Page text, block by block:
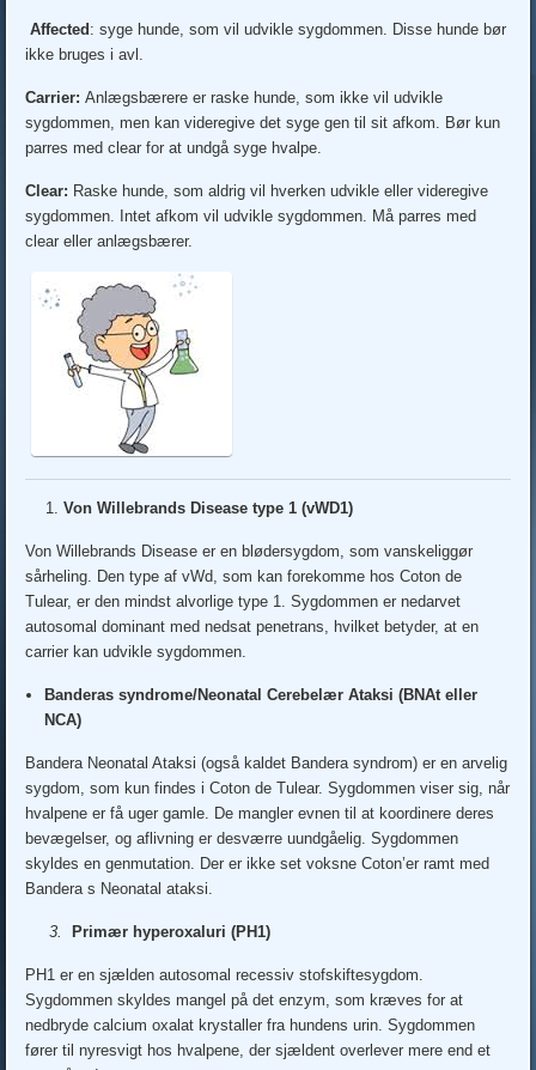
Affected : syge hunde, som vil udvikle sygdommen. Disse hunde bør
ikke bruges i avl.
Carrier: Anlægsbærere er raske hunde, som ikke vil udvikle
sygdommen, men kan videregive det syge gen til sit afkom. Bør kun
parres med clear for at undgå syge hvalpe.
Clear: Raske hunde, som aldrig vil hverken udvikle eller videregive
sygdommen. Intet afkom vil udvikle sygdommen. Må parres med
clear eller anlægsbærer.
Von Willebrands Disease type 1 (vWD1)
Von Willebrands Disease er en blødersygdom, som vanskeliggør
sårheling. Den type af vWd, som kan forekomme hos Coton de
Tulear, er den mindst alvorlige type 1. Sygdommen er nedarvet
autosomal dominant med nedsat penetrans, hvilket betyder, at en
carrier kan udvikle sygdommen.
Banderas syndrome/Neonatal Cerebelær Ataksi (BNAt eller
NCA)
Bandera Neonatal Ataksi (også kaldet Bandera syndrom) er en arvelig
sygdom, som kun findes i Coton de Tulear. Sygdommen viser sig, når
hvalpene er få uger gamle. De mangler evnen til at koordinere deres
bevægelser, og aflivning er desværre uundgåelig. Sygdommen
skyldes en genmutation. Der er ikke set voksne Coton’er ramt med
Bandera s Neonatal ataksi.
3. Primær hyperoxaluri (PH1)
PH1 er en sjælden autosomal recessiv stofskiftesygdom.
Sygdommen skyldes mangel på det enzym, som kræves for at
nedbryde calcium oxalat krystaller fra hundens urin. Sygdommen
fører til nyresvigt hos hvalpene, der sjældent overlever mere end et